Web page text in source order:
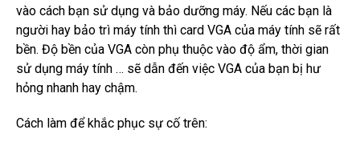
vào cách bạn sử dụng và bảo dưỡng máy. Nếu các bạn là
người hay bảo trì máy tính thì card VGA của máy tính sẽ rất
bền. Độ bền của VGA còn phụ thuộc vào độ ẩm, thời gian
sử dụng máy tính … sẽ dẫn đến việc VGA của bạn bị hư
hỏng nhanh hay chậm.
Cách làm để khắc phục sự cố trên: